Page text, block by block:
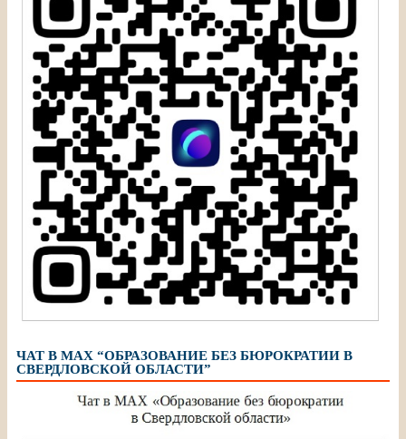
ЧАТ В МАХ “ОБРАЗОВАНИЕ БЕЗ БЮРОКРАТИИ В
СВЕРДЛОВСКОЙ ОБЛАСТИ”